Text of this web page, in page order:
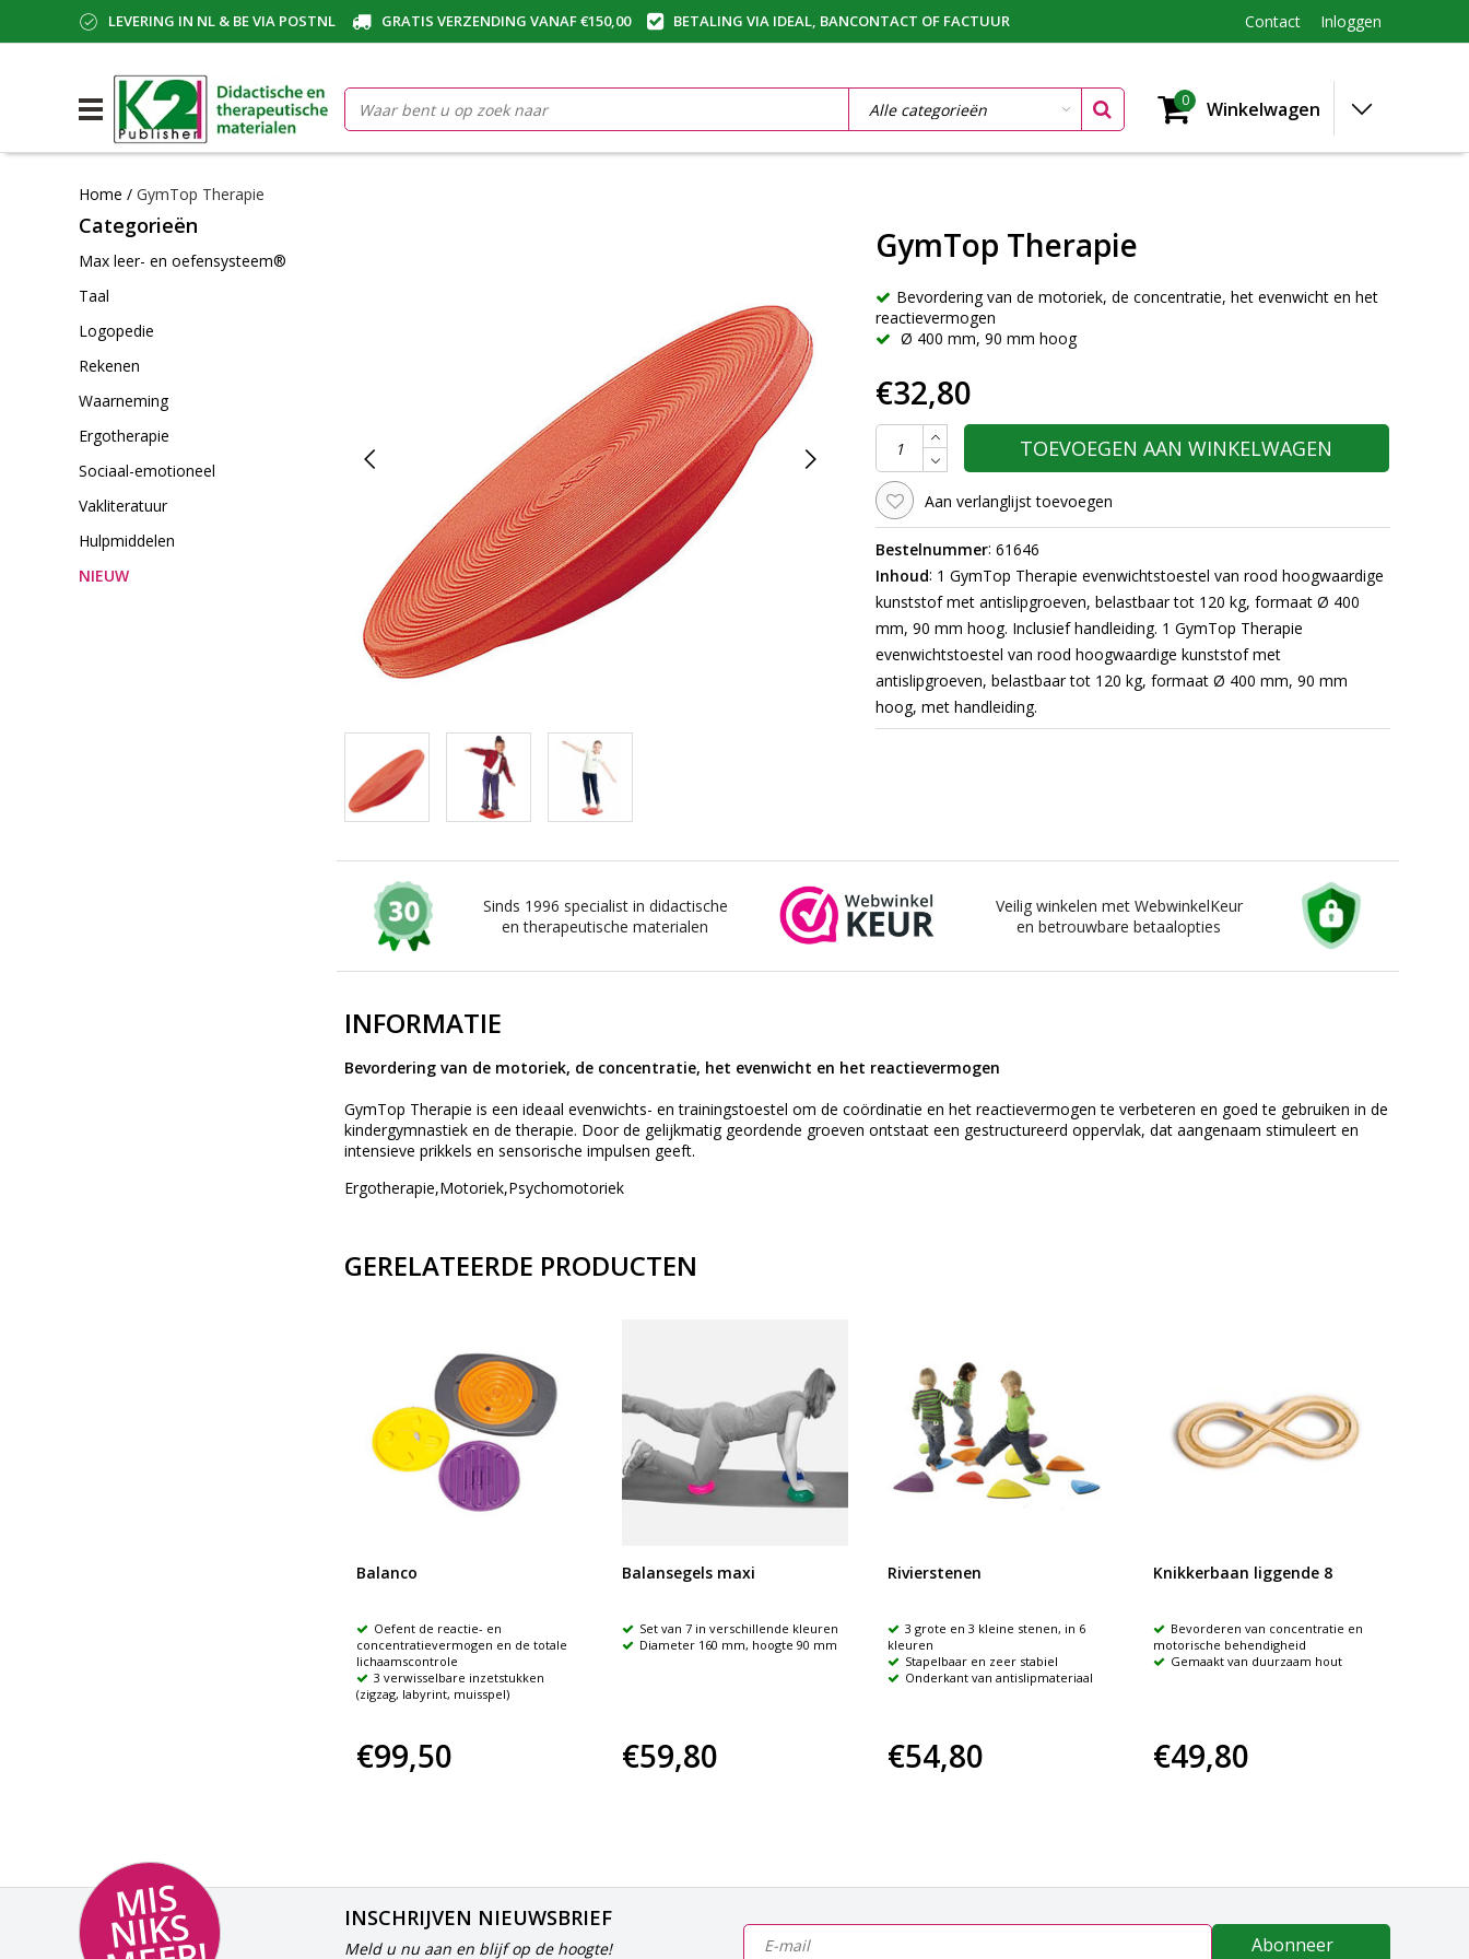
LEVERING IN NL & BE VIA POSTNL GRATIS VERZENDING VANAF €150,00 BETALING VIA IDEAL, BANCONTACT OF FACTUUR Contact Inloggen
0 Winkelwagen
Home / GymTop Therapie
Categorieën
Max leer- en oefensysteem®
Taal
Logopedie
Rekenen
Waarneming
Ergotherapie
Sociaal-emotioneel
Vakliteratuur
Hulpmiddelen
NIEUW
GymTop Therapie
Bevordering van de motoriek, de concentratie, het evenwicht en het
reactievermogen
Ø 400 mm, 90 mm hoog
€32,80
TOEVOEGEN AAN WINKELWAGEN
Aan verlanglijst toevoegen
Bestelnummer: 61646
Inhoud: 1 GymTop Therapie evenwichtstoestel van rood hoogwaardige
kunststof met antislipgroeven, belastbaar tot 120 kg, formaat Ø 400
mm, 90 mm hoog. Inclusief handleiding. 1 GymTop Therapie
evenwichtstoestel van rood hoogwaardige kunststof met
antislipgroeven, belastbaar tot 120 kg, formaat Ø 400 mm, 90 mm
hoog, met handleiding.
Sinds 1996 specialist in didactische
en therapeutische materialen
Veilig winkelen met WebwinkelKeur
en betrouwbare betaalopties
INFORMATIE
Bevordering van de motoriek, de concentratie, het evenwicht en het reactievermogen
GymTop Therapie is een ideaal evenwichts- en trainingstoestel om de coördinatie en het reactievermogen te verbeteren en goed te gebruiken in de
kindergymnastiek en de therapie. Door de gelijkmatig geordende groeven ontstaat een gestructureerd oppervlak, dat aangenaam stimuleert en
intensieve prikkels en sensorische impulsen geeft.
Ergotherapie,Motoriek,Psychomotoriek
GERELATEERDE PRODUCTEN
Balanco
Oefent de reactie- en
concentratievermogen en de totale
lichaamscontrole
3 verwisselbare inzetstukken
(zigzag, labyrint, muisspel)
€99,50
Balansegels maxi
Set van 7 in verschillende kleuren
Diameter 160 mm, hoogte 90 mm
€59,80
Rivierstenen
3 grote en 3 kleine stenen, in 6
kleuren
Stapelbaar en zeer stabiel
Onderkant van antislipmateriaal
€54,80
Knikkerbaan liggende 8
Bevorderen van concentratie en
motorische behendigheid
Gemaakt van duurzaam hout
€49,80
MI
S
NI
K
S
M
E
E INSCHRIJVEN NIEUWSBRIEF
Meld u nu aan en blijf op de hoogte! Abonneer